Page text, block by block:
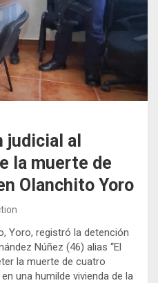
judicial al
la muerte de
Olanchito Yoro
Yoro, registró la detención
Núñez (46) alias “El
la muerte de cuatro
una humilde vivienda de la